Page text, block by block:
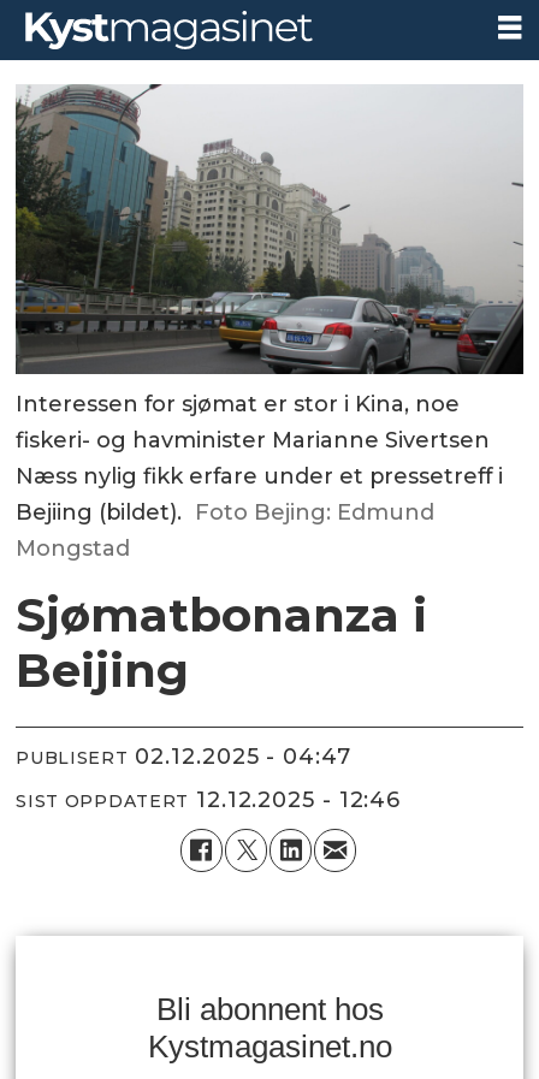
Interessen for sjømat er stor i Kina, noe
fiskeri- og havminister Marianne Sivertsen
Næss nylig fikk erfare under et pressetreff i
Bejiing (bildet). Foto Bejing: Edmund
Mongstad
Sjømatbonanza i
Beijing
PUBLISERT 02.12.2025 - 04:47
SIST OPPDATERT 12.12.2025 - 12:46
Bli abonnent hos
Kystmagasinet.no